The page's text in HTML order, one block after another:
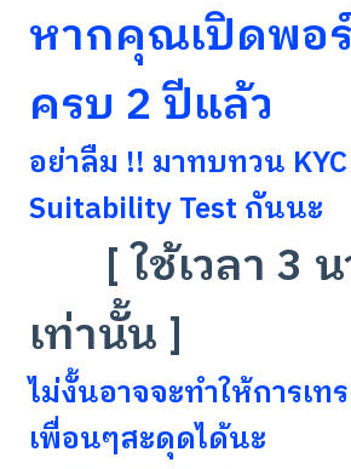
หากคุณเปิดพอ
ครบ 2 ปีแล้ว
อย่าลืม !! มาทบทวน
Suitability Test กันนะ
[ ใช้เวลา 3
เท่านั้น ]
ไม่งั้นอาจจะทำให้การเท
เพื่อนๆสะดุดได้นะ